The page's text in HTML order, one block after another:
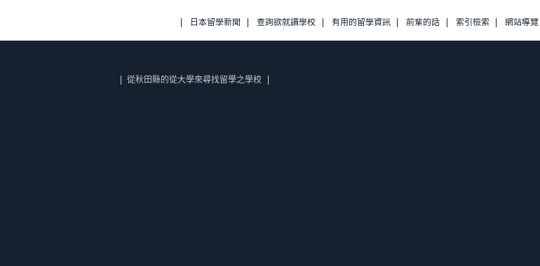
日本留學新聞 查詢欲就讀學校 有用的留學資訊 前輩的話 索引檢索 網站導覽
從秋田縣的從大學來尋找留學之學校